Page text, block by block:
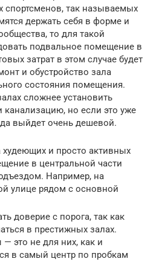
спортсменов, так называемых
держать себя в форме и
то для такой
подвальное помещение в
затрат в этом случае будет
и обустройство зала
состояния помещения.
сложнее установить
но если это уже
выйдет очень дешевой.
худеющих и просто активных
в центральной части
Например, на
улице рядом с основной
доверие с порога, так как
в престижных залах.
это не для них, как и
в самый центр по пробкам